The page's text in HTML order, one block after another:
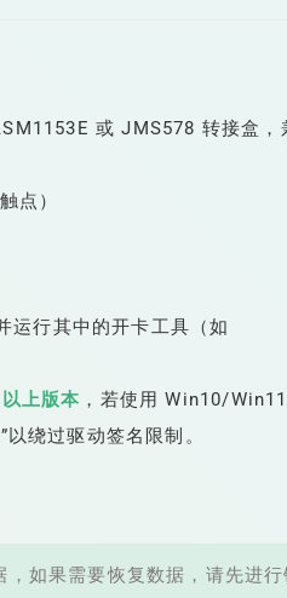
或 JMS578 转接盒，
点）
运行其中的开卡工具（如
上版本 ，若使用 Win10/
绕过驱动签名限制。
，如果需要恢复数据，请先进行